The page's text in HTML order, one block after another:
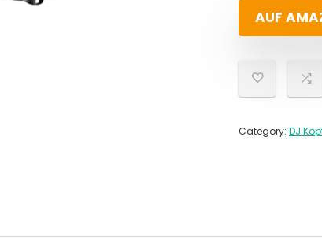
AUF
Category: DJ